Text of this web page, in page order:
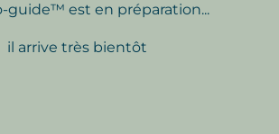
est en préparation...
il arrive très bientôt